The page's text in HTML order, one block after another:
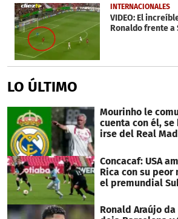
INTERNACIONALES
VIDEO: El
Ronaldo frente a
LO ÚLTIMO
Mourinho le
cuenta con él,
irse del Real
Concacaf: USA
Rica con su
el premundial
Ronald Araújo